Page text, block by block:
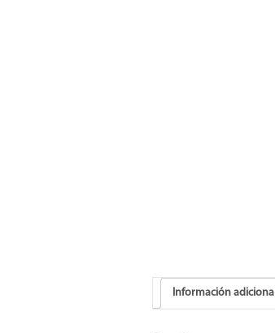
Información adicional